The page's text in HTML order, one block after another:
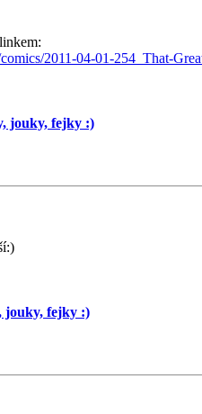
2011-04-01-254_That-
jouky, fejky :)
jouky, fejky :)